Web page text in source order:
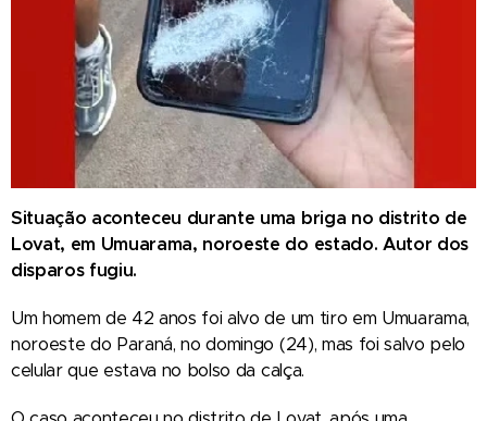
Situação aconteceu durante uma briga no distrito de
Lovat, em Umuarama, noroeste do estado. Autor dos
disparos fugiu.
Um homem de 42 anos foi alvo de um tiro em Umuarama,
noroeste do Paraná, no domingo (24), mas foi salvo pelo
celular que estava no bolso da calça.